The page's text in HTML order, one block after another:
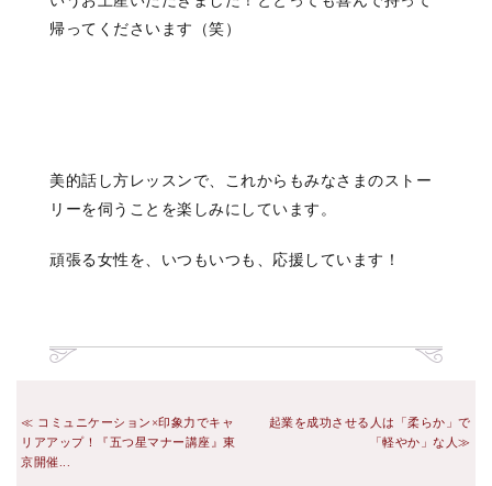
帰ってくださいます（笑）
美的話し方レッスンで、これからもみなさまのストー
リーを伺うことを楽しみにしています。
頑張る女性を、いつもいつも、応援しています！
コミュニケーション×印象力でキャ
リアアップ！『五つ星マナー講座』東
京開催...
起業を成功させる人は「柔らか」で
「軽やか」な人